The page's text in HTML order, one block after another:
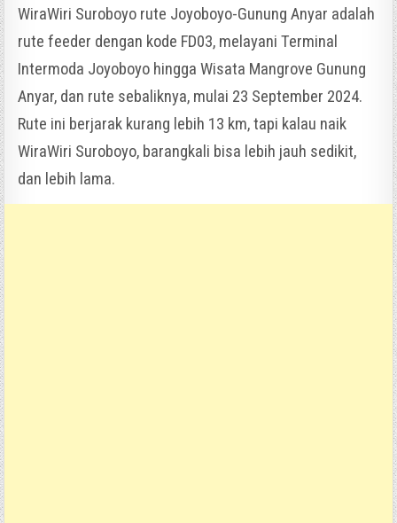
WiraWiri Suroboyo rute Joyoboyo-Gunung Anyar adalah
rute feeder dengan kode FD03, melayani Terminal
Intermoda Joyoboyo hingga Wisata Mangrove Gunung
Anyar, dan rute sebaliknya, mulai 23 September 2024.
Rute ini berjarak kurang lebih 13 km, tapi kalau naik
WiraWiri Suroboyo, barangkali bisa lebih jauh sedikit,
dan lebih lama.